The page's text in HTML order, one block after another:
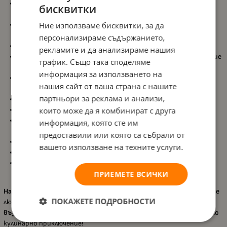
Включва
електронен светещ котлон
готвене, осигуряващи по-реалистична ролева игра;
Вграден шкафс илюстриран фон,микровълнова фурна
фурна с щракащи копчета;
Компактен и здрав дизайн
с практично място за съхранение
на аксесоари;
Насърчавакреативносттаивъображението
Изисквалесен монтаж, подходящ за домашна употреба;
Всички покрития са нетоксични и безопасни за деца
Съответства на международните стандарти за
Размери на опаковката:
Подходяща завъзраст над 3 години;
Аксесоарите и храната за играчки не са включени в
Hape – Многофункционална кухня
е перфектен избор за малките
любители на готвенето, които обичатда имитират
възрастните и да творят
, превръщайки всяка игра в истинско
кулинарно приключение!
бисквитки
Ние използваме бисквитки, за да
персонализираме съдържанието,
рекламите и да анализираме нашия
трафик. Също така споделяме
информация за използването на
нашия сайт от ваша страна с нашите
партньори за реклама и анализи,
които може да я комбинират с друга
информация, която сте им
предоставили или която са събрали от
вашето използване на техните услуги.
ПРИЕМЕТЕ ВСИЧКИ
ПОКАЖЕТЕ ПОДРОБНОСТИ